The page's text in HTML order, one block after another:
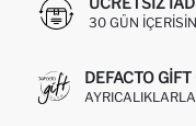
30 GÜN
DEFACTO